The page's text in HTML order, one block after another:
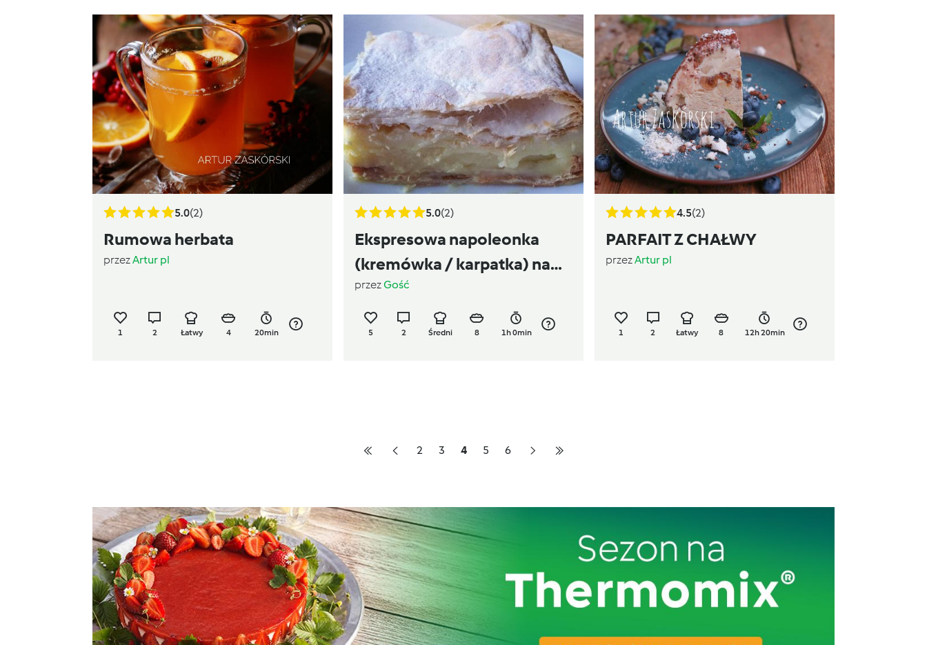
5.0(2)
Rumowa herbata
przezArtur pl
1 2 Łatwy 4 20min
5.0(2)
Ekspresowa napoleonka
(kremówka / karpatka) na
cieście francuskim
przezGość
5 2 Średni 8 1h 0min
4.5(2)
PARFAIT Z CHAŁWY
przezArtur pl
1 2 Łatwy 8 12h 20min
2 3 4 5 6